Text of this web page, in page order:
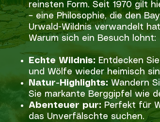
reinsten Form. Seit 1970 gilt
– eine Philosophie, die den
Urwald-Wildnis verwandelt
Warum sich ein Besuch lohnt:
Echte Wildnis: Entdecken
und Wölfe wieder heimisch
Natur-Highlights: Wandern
Sie markante Berggipfel wie
Abenteuer pur: Perfekt für
das Unverfälschte suchen.